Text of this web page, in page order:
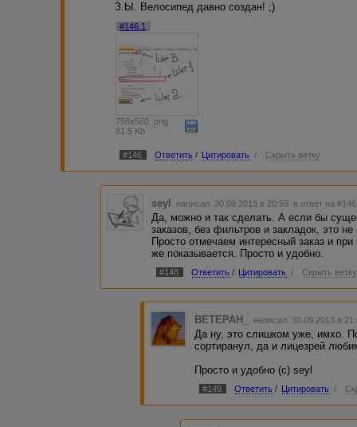
З.Ы. Велосипед давно создан! ;)
#146.1
756x560, png
81.5 Kb
#146 Ответить / Цитировать / Скрыть ветку
seyl написал 30.09.2013 в 20:59 в ответ на #146
Да, можно и так сделать. А если бы
заказов, без фильтров и закладок, это
Просто отмечаем интересный заказ и
же показывается. Просто и удобно.
#148 Ответить / Цитировать / Скрыть ветку
BETEPAH_ написал 30.09.2013 в
Да ну, это слишком уже, имхо.
сортиранул, да и лицезрей
Просто и удобно (с) seyl
#149 Ответить / Цитировать /